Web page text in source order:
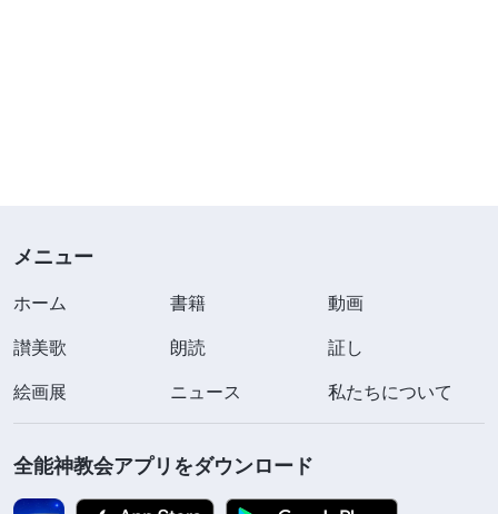
メニュー
ホーム 書籍
動画
讃美歌
朗読
証し
絵画展
ニュース 私たちについて
全能神教会アプリをダウンロード